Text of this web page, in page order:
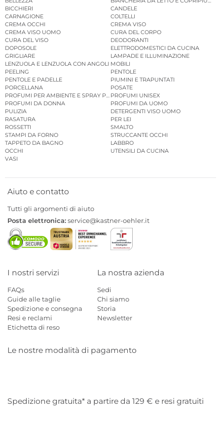
BICCHIERI
CANDELE
CARNAGIONE
COLTELLI
CREMA OCCHI
CREMA VISO
CREMA VISO UOMO
CURA DEL CORPO
CURA DEL VISO
DEODORANTI
DOPOSOLE
ELETTRODOMESTICI DA CUCINA
GRIGLIARE
LAMPADE E ILLUMINAZIONE
LENZUOLA E LENZUOLA CON ANGOLI MOBILI
PEELING
PENTOLE
PENTOLE E PADELLE
PIUMINI E TRAPUNTATI
PORCELLANA
POSATE
PROFUMI PER AMBIENTE E SPRAY PER AMBIENTE
PROFUMI UNISEX
PROFUMI DA DONNA
PROFUMI DA UOMO
PULIZIA
DETERGENTI VISO UOMO
RASATURA
PER LEI
ROSSETTI
SMALTO
STAMPI DA FORNO
STRUCCANTE OCCHI
TAPPETO DA BAGNO
LABBRO
OCCHI
UTENSILI DA CUCINA
VASI
Aiuto e contatto
Tutti gli argomenti di aiuto
Posta elettronica:service@kastner-oehler.it
I nostri servizi
FAQs
Guide alle taglie
Spedizione e consegna
Resi e reclami
Etichetta di reso
La nostra azienda
Sedi
Chi siamo
Storia
Newsletter
Le nostre modalità di pagamento
Spedizione gratuita* a partire da 129 € e resi gratuiti